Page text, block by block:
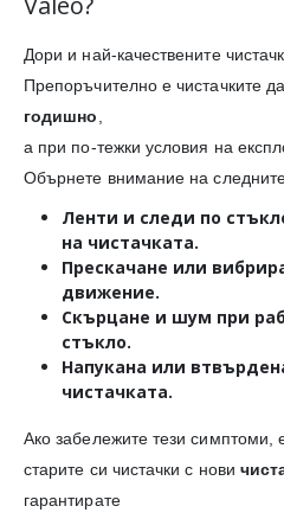
Дори и най-качествените
Препоръчително е чистачките
годишно
а при по-тежки условия на
Обърнете внимание на
Ленти и следи по
на чистачката.
Прескачане или
движение.
Скърцане и шум при
стъкло.
Напукана или
чистачката.
Ако забележите тези
старите си чистачки с нови
гарантирате